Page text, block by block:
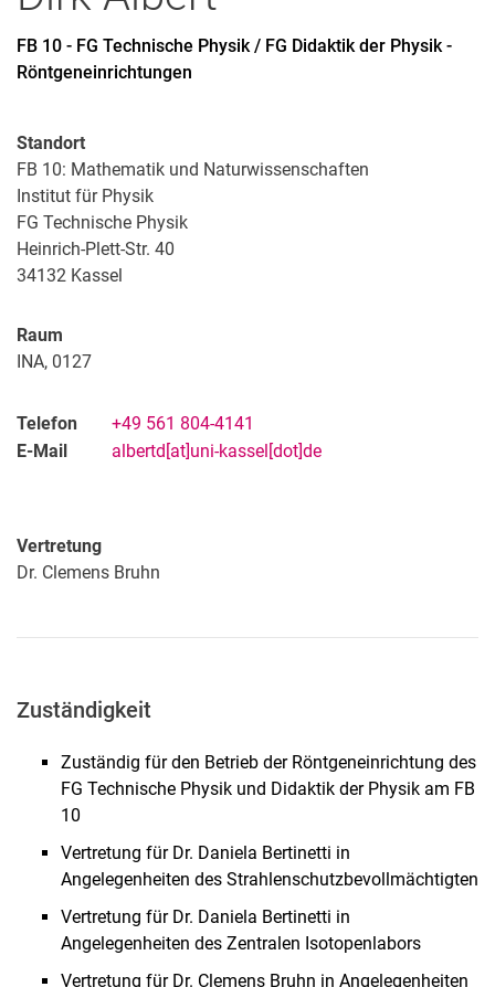
FB 10 - FG Technische Physik / FG Didaktik der Physik -
Röntgeneinrichtungen
Standort
FB 10: Mathematik und Naturwissenschaften
Institut für Physik
FG Technische Physik
Heinrich-Plett-Str. 40
34132 Kassel
Raum
INA, 0127
Telefon
+49 561 804-4141
E-Mail
albertd[at]uni-kassel[dot]de
Vertretung
Dr. Clemens Bruhn
Zuständigkeit
Zuständig für den Betrieb der Röntgeneinrichtung des
FG Technische Physik und Didaktik der Physik am FB
10
Vertretung für Dr. Daniela Bertinetti in
Angelegenheiten des Strahlenschutzbevollmächtigten
Vertretung für Dr. Daniela Bertinetti in
Angelegenheiten des Zentralen Isotopenlabors
Vertretung für Dr. Clemens Bruhn in Angelegenheiten